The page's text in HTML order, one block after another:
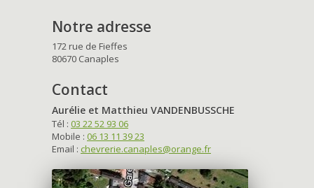
Notre adresse
172 rue de Fieffes
80670 Canaples
Contact
Aurélie et Matthieu VANDENBUSSCHE
Tél : 03 22 52 93 06
Mobile : 06 13 11 39 23
Email : chevrerie.canaples@orange.fr